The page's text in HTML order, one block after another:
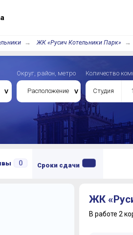
ЖК «Русич Котельники Парк»
Округ, район, метро
Расположение
Количество
Студия 1
0 Сроки сдачи
ЖК
В работе 2